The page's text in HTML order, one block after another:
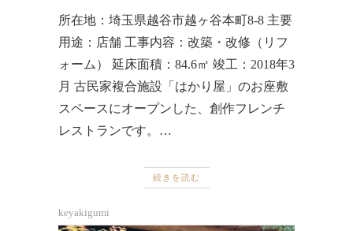
所在地：埼玉県越谷市越ヶ谷本町8-8 主要
用途：店舗 工事内容：改築・改修（リフ
ォーム） 延床面積：84.6㎡ 竣工：2018年3
月 古民家複合施設「はかり屋」のお座敷
スペースにオープンした、創作フレンチ
レストランです。…
続きを読む
keyakigumi